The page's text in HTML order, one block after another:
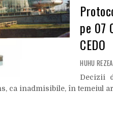
pe 07
CEDO
HUHU REZEA
Decizii
ca inadmisibile, în temeiul